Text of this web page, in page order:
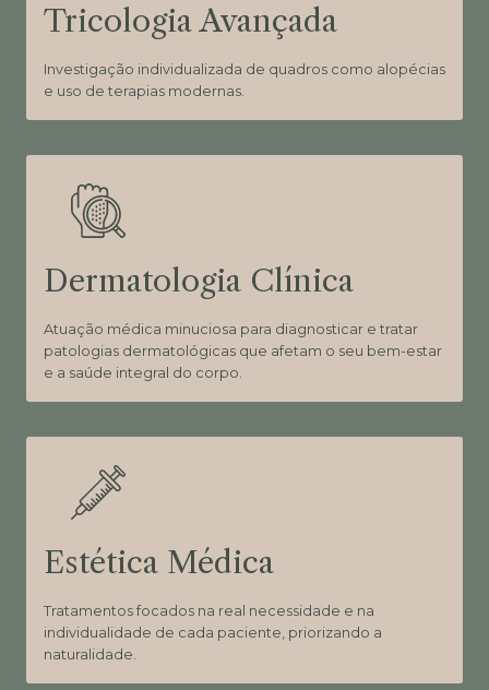
Tricologia Avançada
Investigação individualizada de quadros como alopécias
e uso de terapias modernas.
Dermatologia Clínica
Atuação médica minuciosa para diagnosticar e tratar
patologias dermatológicas que afetam o seu bem-estar
e a saúde integral do corpo.
Estética Médica
Tratamentos focados na real necessidade e na
individualidade de cada paciente, priorizando a
naturalidade.